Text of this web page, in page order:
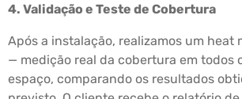
4. Validação e Teste de Cobertura
Após a instalação, realizamos um heat
— medição real da cobertura em todos
espaço, comparando os resultados